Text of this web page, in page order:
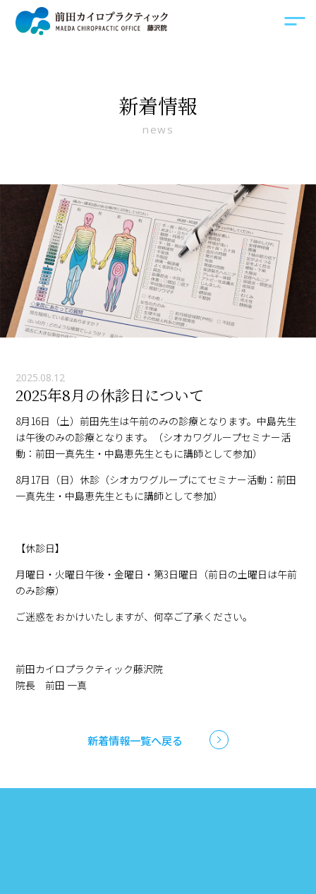
新着情報
news
2025.08.12
2025年8月の休診日について
8月16日（土）前田先生は午前のみの診療となります。中島先生
は午後のみの診療となります。（シオカワグループセミナー活
動：前田一真先生・中島恵先生ともに講師として参加）
8月17日（日）休診（シオカワグループにてセミナー活動：前田
一真先生・中島恵先生ともに講師として参加）
【休診日】
月曜日・火曜日午後・金曜日・第3日曜日（前日の土曜日は午前
のみ診療）
ご迷惑をおかけいたしますが、何卒ご了承ください。
前田カイロプラクティック藤沢院
院長 前田 一真
新着情報一覧へ戻る